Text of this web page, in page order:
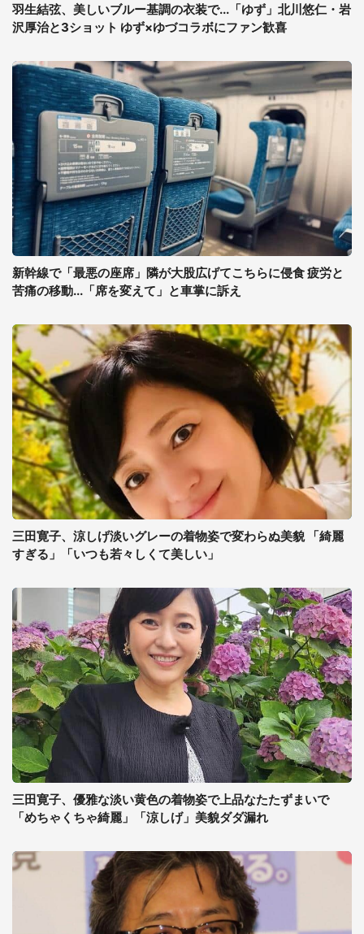
羽生結弦、美しいブルー基調の衣装で...「ゆず」北川悠仁・岩
沢厚治と3ショット ゆず×ゆづコラボにファン歓喜
新幹線で「最悪の座席」隣が大股広げてこちらに侵食 疲労と
苦痛の移動...「席を変えて」と車掌に訴え
三田寛子、涼しげ淡いグレーの着物姿で変わらぬ美貌 「綺麗
すぎる」「いつも若々しくて美しい」
三田寛子、優雅な淡い黄色の着物姿で上品なたたずまいで
「めちゃくちゃ綺麗」「涼しげ」美貌ダダ漏れ